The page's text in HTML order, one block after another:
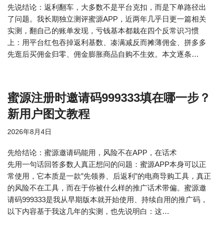
先说结论：返利翻车，大多数不是平台克扣，而是下单路径出
了问题。我长期独立测评蜜源APP，近两年几乎日更一篇相关
实测，翻自己的账单发现，亏钱基本都栽在四个反常识习惯
上：用平台红包吞掉返利基数、凑满减反而摊薄佣金、拼多多
先逛后买佣金归零、佣金膨胀商品自购不生效。本文逐条…
蜜源注册时邀请码999333填在哪一步？
新用户图文教程
2026年8月4日
先给结论：蜜源邀请码能用，风险不在APP，在话术
先用一句话回答多数人真正想问的问题：蜜源APP本身可以正
常使用，它本质是一款”先领券、后返利”的电商导购工具，真正
的风险不在工具，而在于你被什么样的推广话术带偏。蜜源邀
请码999333是我从早期版本就开始使用、持续自用的推广码，
以下内容基于我这几年的实测，也先说明白：这…